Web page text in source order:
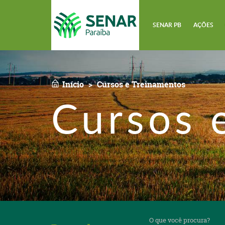
SENAR PB AÇÕES
Início Cursos e Treinamentos
Cursos
que